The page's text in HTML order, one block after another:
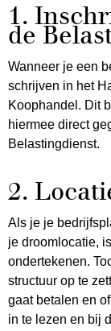
1.
de
Wanneer je een
schrijven in het
Koophandel. Dit
hiermee direct
Belastingdienst.
2.
Als je je
je droomlocatie,
ondertekenen.
structuur op te
gaat betalen en
in te lezen en bij